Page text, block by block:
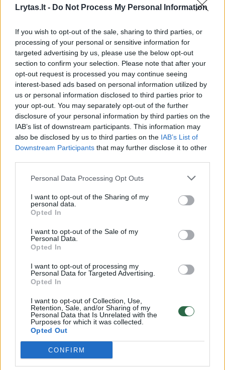
Lrytas.lt - Do Not Process My Personal Information
If you wish to opt-out of the sale, sharing to third parties, or
processing of your personal or sensitive information for
targeted advertising by us, please use the below opt-out
section to confirm your selection. Please note that after your
opt-out request is processed you may continue seeing
interest-based ads based on personal information utilized by
us or personal information disclosed to third parties prior to
your opt-out. You may separately opt-out of the further
disclosure of your personal information by third parties on the
IAB’s list of downstream participants. This information may
also be disclosed by us to third parties on the IAB’s List of
Downstream Participants that may further disclose it to other
Personal Data Processing Opt Outs
I want to opt-out of the Sharing of my
personal data.
Opted In
I want to opt-out of the Sale of my
Personal Data.
Opted In
I want to opt-out of processing my
Personal Data for Targeted Advertising.
Opted In
I want to opt-out of Collection, Use,
Retention, Sale, and/or Sharing of my
Personal Data that Is Unrelated with the
Purposes for which it was collected.
Opted Out
CONFIRM
Dėl kraupaus nusikaltimo kalinčiam vyrui –
teismo verdiktas: anksčiau išeiti į laisvę
nepavyks
Lietuvos diena 2019-07-25
Atnaujintas žemaičių pamėgtas pažintinis
takas: savaitgalį – puikus metas aplankyti
Gamta 2019-05-10